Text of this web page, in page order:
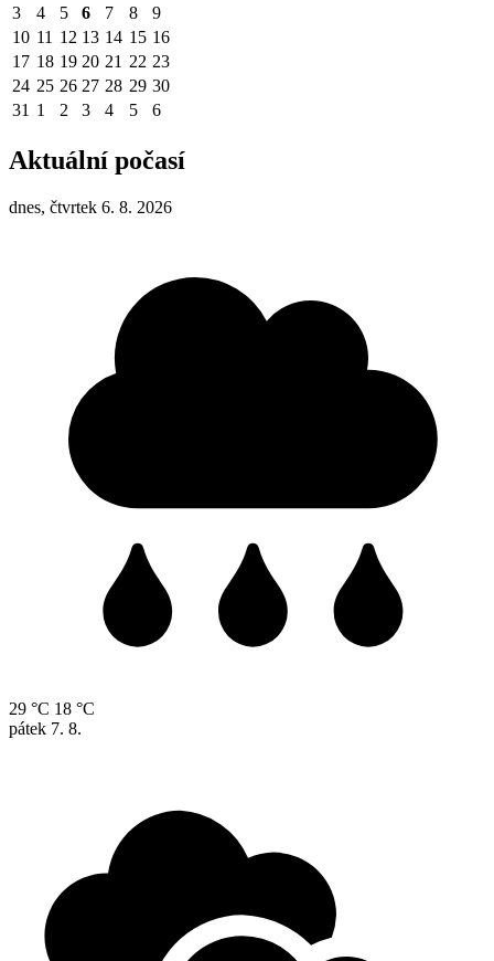
3
4 5 6 7 8
9
10 11 12 13 14 15 16
17 18 19 20 21 22 23
24 25 26 27 28 29 30
31 1 2 3 4 5 6
Aktuální počasí
dnes, čtvrtek 6. 8. 2026
29 °C 18 °C
pátek 7. 8.